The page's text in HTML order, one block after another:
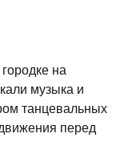
на
музыка и
танцевальных
перед